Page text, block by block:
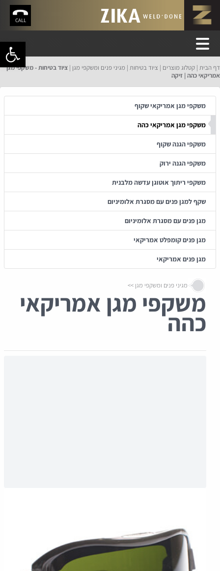
פתח
CALL
דף הבית קטלוג מוצרים ציוד בטיחות מגיני פנים ומשקפי מגן ציוד בטיחות - משקפי מגן
אמריקאי כהה | זיקה
משקפי מגן אמריקאי שקוף
משקפי מגן אמריקאי כהה
משקפי הגנה שקוף
משקפי הגנה ירוק
משקפי ריתוך אוטוגן עדשה מלבנית
שקף למגן פנים עם מסגרת אלומיניום
מגן פנים עם מסגרת אלומיניום
מגן פנים קומפלט אמריקאי
מגן פנים אמריקאי
מגיני פנים ומשקפי מגן
משקפי מגן אמריקאי
כהה